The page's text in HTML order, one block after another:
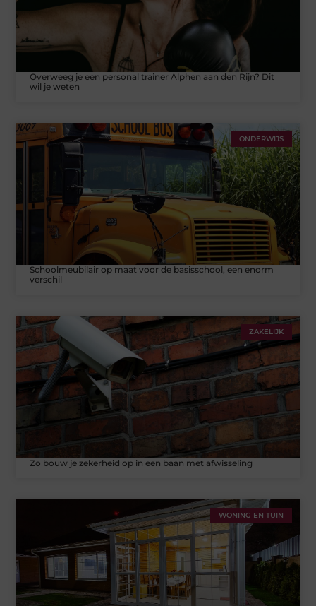
Overweeg je een personal trainer Alphen aan den Rijn? Dit
wil je weten
ONDERWIJS
Schoolmeubilair op maat voor de basisschool, een enorm
verschil
ZAKELIJK
Zo bouw je zekerheid op in een baan met afwisseling
WONING EN TUIN